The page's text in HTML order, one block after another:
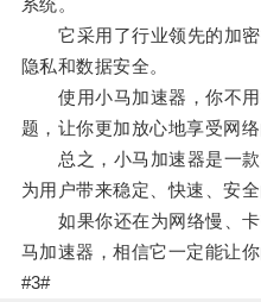
系统。
它采用了行业领先的加密
隐私和数据安全。
使用小马加速器，你不用
题，让你更加放心地享受网络
总之，小马加速器是一款
为用户带来稳定、快速、安全
如果你还在为网络慢、卡
马加速器，相信它一定能让
#3#